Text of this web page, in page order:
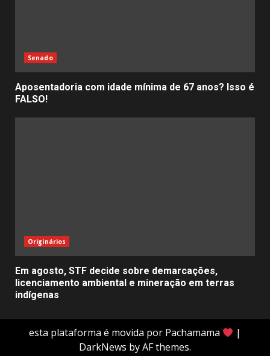
Senado
Aposentadoria com idade mínima de 67 anos? Isso é
FALSO!
Originários
Em agosto, STF decide sobre demarcações,
licenciamento ambiental e mineração em terras
indígenas
esta plataforma é movida por Pachamama
|
DarkNews by AF themes.